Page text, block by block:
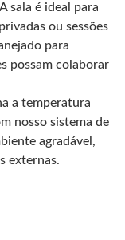
A sala é ideal para
ou sessões
para
possam colaborar
a temperatura
nosso sistema de
agradável,
externas.